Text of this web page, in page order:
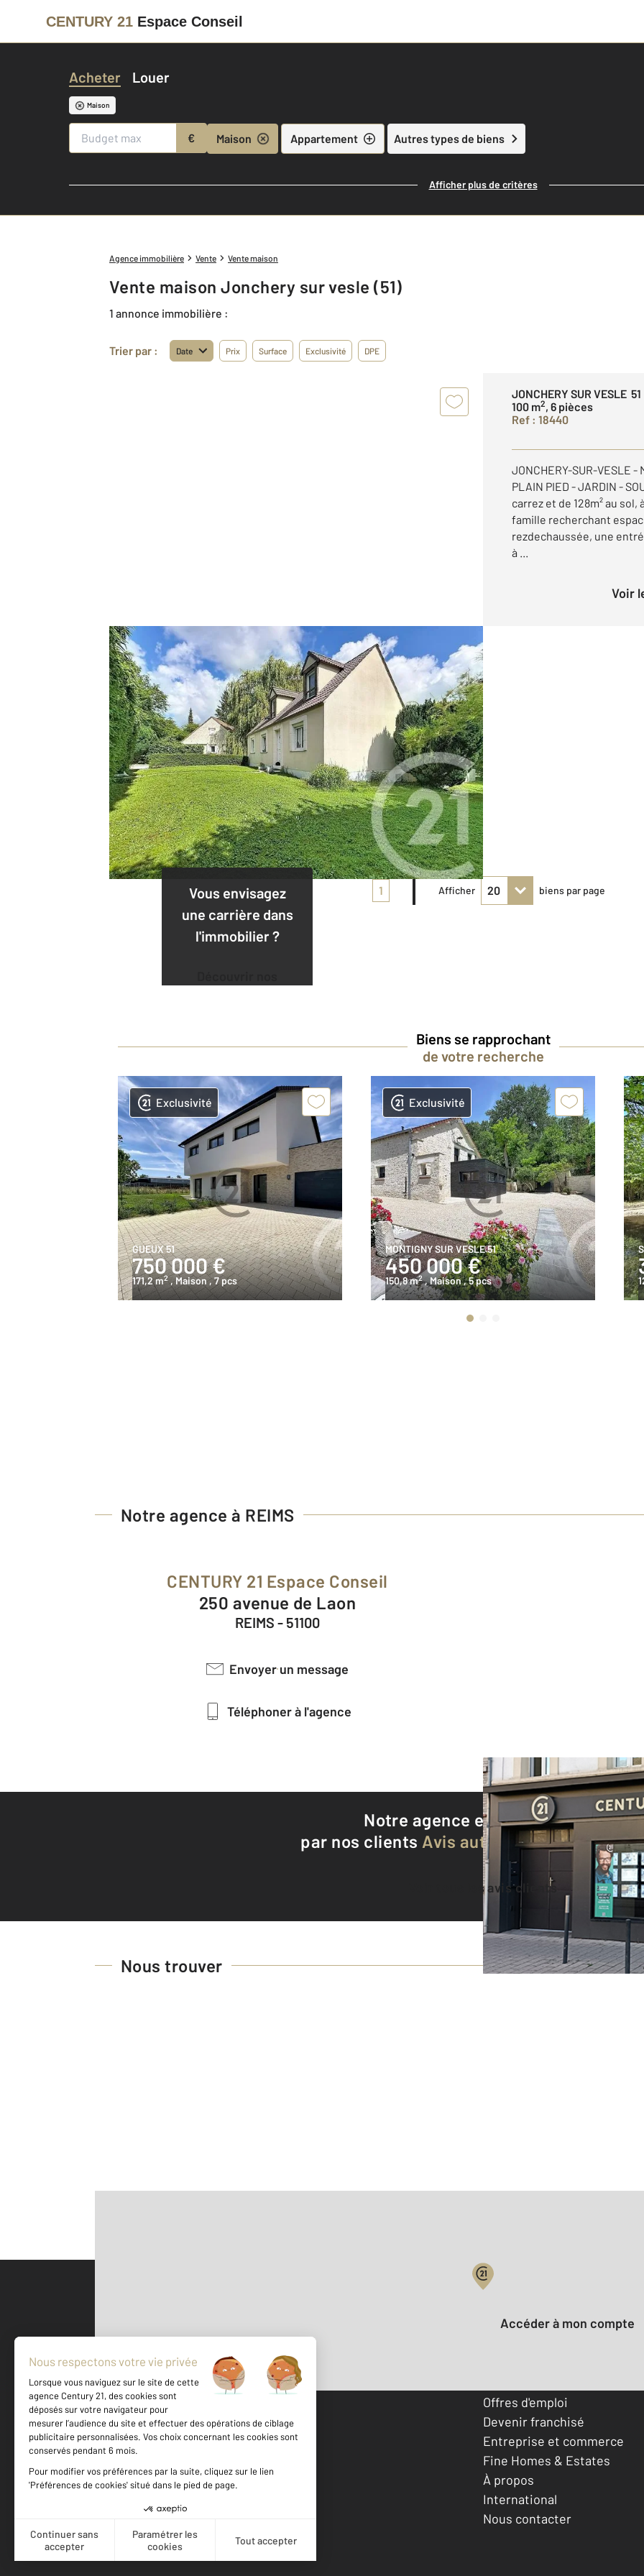
CENTURY 21 Espace Conseil
Acheter Louer
Maison
€ Maison Appartement Autres types de biens
Afficher plus de critères
Agence immobilière Vente Vente maison
Vente maison Jonchery sur vesle (51)
1 annonce immobilière :
Trier par : Date Prix Surface Exclusivité DPE
JONCHERY SUR VESLE 51
100 m2, 6 pièces
Ref : 18440
JONCHERY-SUR-VESLE -
PLAIN PIED - JARDIN -
carrez et de 128m² au
famille recherchant
rezdechaussée, une
à ...
Voir
Vous envisagez
une carrière dans
l'immobilier ?
1 Afficher biens par page
Biens se rapprochant
de votre recherche
Exclusivité
GUEUX 51
750 000 €
171,2 m2 , Maison, 7 pcs
Exclusivité
MONTIGNY SUR VESLE 51
450 000 €
150,8 m2 , Maison, 5 pcs
Notre agence à REIMS
CENTURY 21 Espace Conseil
250 avenue de Laon
REIMS - 51100
Envoyer un message
Téléphoner à l'agence
Notre agence est notée9,0/10
par nos clients Avis authentifiés par
Voir tous les avis clients
Nous trouver
500 m ©Mappy
Votre compte :
Accéder à mon compte
Votre agence est notée
Achat
Offres d'emploi
Devenir franchisé
Entreprise et commerce
Fine Homes & Estates
À propos
International
Nous contacter